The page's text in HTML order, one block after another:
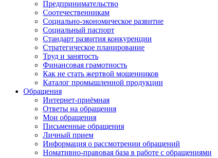
Предпринимательство
Соотечественникам
Социально-экономическое развитие
Социальный паспорт
Стандарт развития конкуренции
Стратегическое планирование
Труд и занятость
Финансовая грамотность
Как не стать жертвой мошенников
Каталог промышленной продукции
Обращения
Интернет-приёмная
Ответы на обращения
Мои обращения
Письменные обращения
Личный прием
Информация о рассмотрении обращений
Номативно-правовая база в работе с обращениями